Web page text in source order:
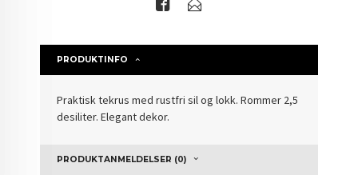
PRODUKTINFO
Praktisk tekrus med rustfri sil og lokk. Rommer 2,5
desiliter. Elegant dekor.
PRODUKTANMELDELSER (0)